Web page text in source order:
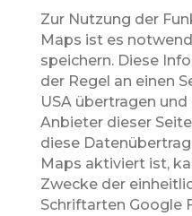
Zur Nutzung der
Maps ist es
speichern. Diese
der Regel an einen
USA übertragen
Anbieter dieser
diese
Maps aktiviert ist,
Zwecke der
Schriftarten Google